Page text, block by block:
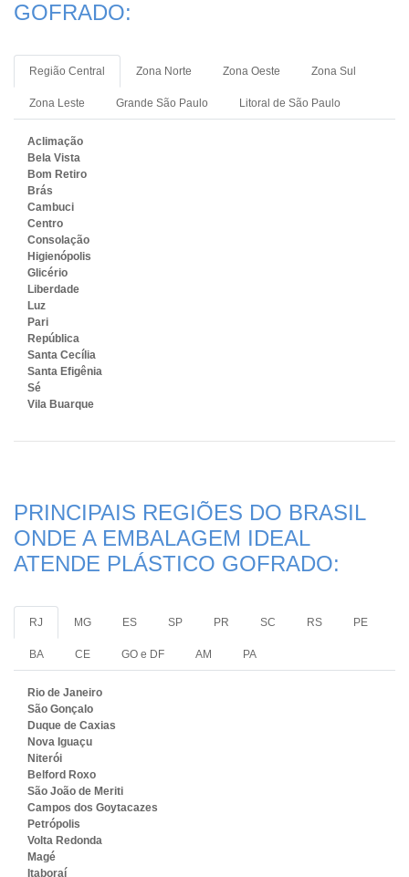
GOFRADO:
Região Central Zona Norte Zona Oeste Zona Sul
Zona Leste Grande São Paulo Litoral de São Paulo
Aclimação
Bela Vista
Bom Retiro
Brás
Cambuci
Centro
Consolação
Higienópolis
Glicério
Liberdade
Luz
Pari
República
Santa Cecília
Santa Efigênia
Sé
Vila Buarque
PRINCIPAIS REGIÕES DO BRASIL
ONDE A EMBALAGEM IDEAL
ATENDE PLÁSTICO GOFRADO:
RJ MG ES SP PR SC RS PE
BA CE GO e DF AM PA
Rio de Janeiro
São Gonçalo
Duque de Caxias
Nova Iguaçu
Niterói
Belford Roxo
São João de Meriti
Campos dos Goytacazes
Petrópolis
Volta Redonda
Magé
Itaboraí